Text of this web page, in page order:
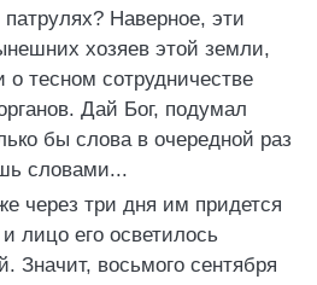
Наверное, эти
хозяев этой земли,
о тесном сотрудничестве
Дай Бог, подумал
бы слова в очередной раз
словами...
через три дня им придется
лицо его осветилось
Значит, восьмого сентября